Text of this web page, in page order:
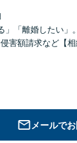
」「離婚したい
害額請求など【
メールで